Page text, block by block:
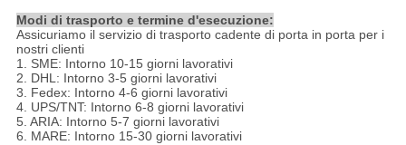
Modi di trasporto e termine d'esecuzione:
Assicuriamo il servizio di trasporto cadente di porta in porta per i
nostri clienti
1. SME: Intorno 10-15 giorni lavorativi
2. DHL: Intorno 3-5 giorni lavorativi
3. Fedex: Intorno 4-6 giorni lavorativi
4. UPS/TNT: Intorno 6-8 giorni lavorativi
5. ARIA: Intorno 5-7 giorni lavorativi
6. MARE: Intorno 15-30 giorni lavorativi